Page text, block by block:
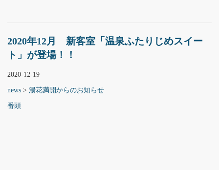
2020年12月 新客室「温泉ふたりじめスイー
ト」が登場！！
2020-12-19
news > 湯花満開からのお知らせ
番頭